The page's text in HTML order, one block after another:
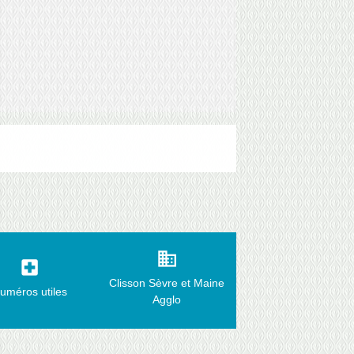
local_hospital
utiles
business
Clisson Sèvre et Maine
Agglo